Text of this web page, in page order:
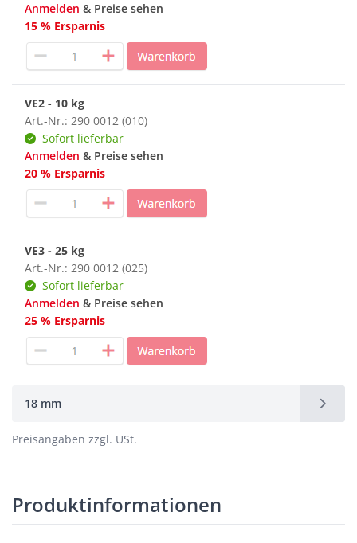
Anmelden & Preise sehen
15 % Ersparnis
VE2 - 10 kg
Art.-Nr.: 290 0012 (010)
Sofort lieferbar
Anmelden & Preise sehen
20 % Ersparnis
VE3 - 25 kg
Art.-Nr.: 290 0012 (025)
Sofort lieferbar
Anmelden & Preise sehen
25 % Ersparnis
18 mm
Preisangaben zzgl. USt.
Produktinformationen